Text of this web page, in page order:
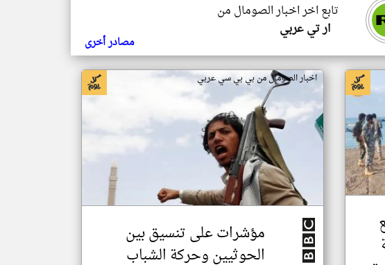
تابع اخر اخبار الصومال من
ار تي عربي
مصادر أخرى
اخبار الصومال من بي بي سي عربي
مؤشرات على تنسيق بين
الحوثيين وحركة الشباب